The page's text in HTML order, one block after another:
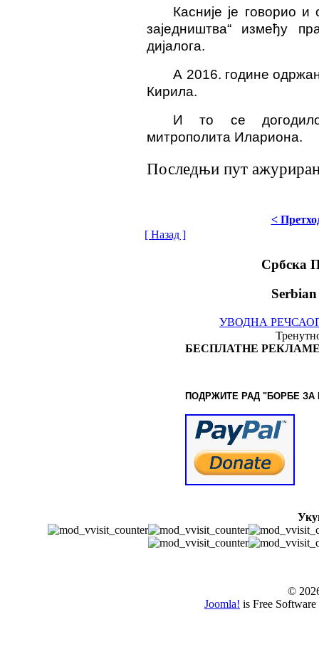
Касније је говорио и
заједништва“ између
дијалога.
А 2016. године
Кирила.
И то се догодило
митрополита Илариона.
Последњи пут
<
[ Назад ]
Србска
УВОДНА РЕЧ
БЕСПЛАТНЕ
ПОДРЖИТЕ РАД "БОРБЕ ЗА
©
Joomla! is Free